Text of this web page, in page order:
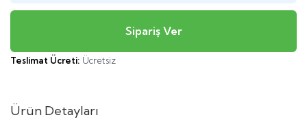
Teslimat Ücreti: Ücretsiz
Ürün Detayları